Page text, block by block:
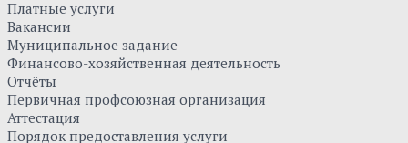
Платные услуги
Вакансии
Муниципальное задание
Финансово-хозяйственная деятельность
Отчёты
Первичная профсоюзная организация
Аттестация
Порядок предоставления услуги